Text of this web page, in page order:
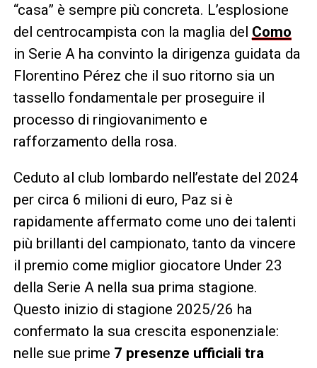
“casa” è sempre più concreta. L’esplosione
del centrocampista con la maglia del Como
in Serie A ha convinto la dirigenza guidata da
Florentino Pérez che il suo ritorno sia un
tassello fondamentale per proseguire il
processo di ringiovanimento e
rafforzamento della rosa.
Ceduto al club lombardo nell’estate del 2024
per circa 6 milioni di euro, Paz si è
rapidamente affermato come uno dei talenti
più brillanti del campionato, tanto da vincere
il premio come miglior giocatore Under 23
della Serie A nella sua prima stagione.
Questo inizio di stagione 2025/26 ha
confermato la sua crescita esponenziale:
nelle sue prime 7 presenze ufficiali tra